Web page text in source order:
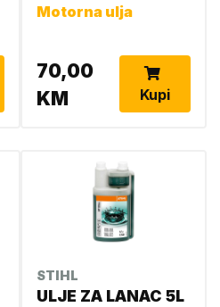
Motorna ulja
70,00
KM
Kupi
STIHL
ULJE ZA LANAC 5L